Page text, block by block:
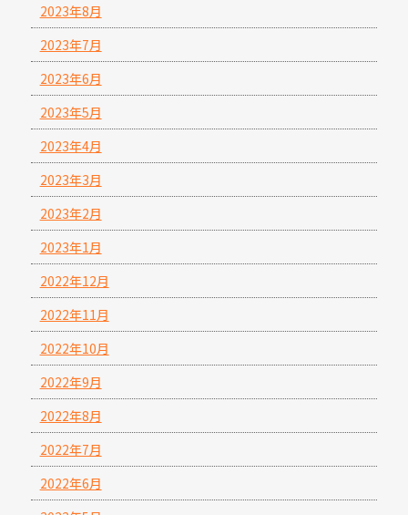
2023年8月
2023年7月
2023年6月
2023年5月
2023年4月
2023年3月
2023年2月
2023年1月
2022年12月
2022年11月
2022年10月
2022年9月
2022年8月
2022年7月
2022年6月